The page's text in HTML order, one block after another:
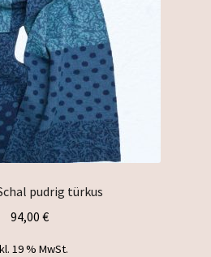
pudrig türkus
94,00 €
19 % MwSt.